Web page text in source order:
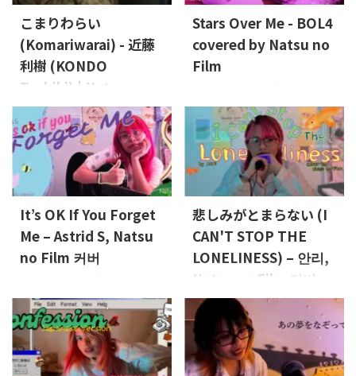
こまりわらい
(Komariwarai) - 近藤
利樹 (KONDO
Toshiki) | Natsu no
Film 커버
이 영상은 Natsu no Film의 보컬
Leon이 좋아하는 곡이나 최근에
관심을 갖게 된 곡들을 침실에서
바로 녹음해 선보이는 커버 시리
즈입니다.이번에는 KONDO
Toshiki의 “Komariwarai”를 커
버했습니다
Vocals, Guitar:
Leon (Natsu no Film)
Stars Over Me - BOL4
covered by Natsu no
Film
나 관심을 끈 곡을 커버해 나가
겠습니다.이번에는 BOL4의
"Stars Over Me"
보컬, 기타:
Natsu no Film
It’s OK If You Forget
Me – Astrid S, Natsu
no Film 커버
심이 가는 곡들을 커버합니다.이
번에는 Astrid의 “It’s OK If You
Forget Me”
보컬, 기타:
Natsu no Film
悲しみがとまらない (I
CAN'T STOP THE
LONELINESS) – 안리,
Natsu no Film 커버
Natsu no Film은 좋아하거나 관
심이 가는 곡들을 커버해 나갈
예정입니다.이번에는 안리의
「悲しみがとまらない」입니
다
보컬: Natsu no Film